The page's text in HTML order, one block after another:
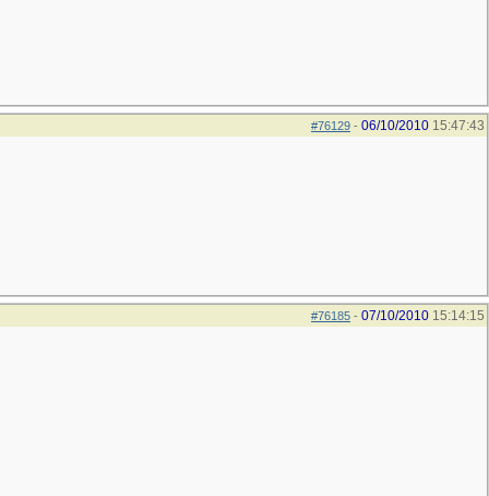
#76129 - 06/10/2010 15:47:43
#76185 - 07/10/2010 15:14:15